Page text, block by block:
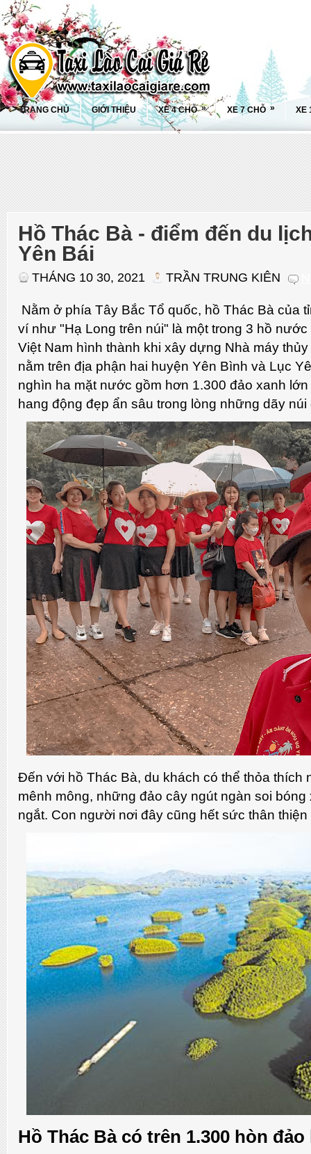
TRANG CHỦ GIỚI THIỆU XE 4 CHỖ » XE 7 CHỖ » XE
Hồ Thác Bà - điểm đến du
Yên Bái
THÁNG 10 30, 2021 TRẦN TRUNG KIÊN
Nằm ở phía Tây Bắc Tổ quốc, hồ Thác Bà của
ví như "Hạ Long trên núi" là một trong 3 hồ
Việt Nam hình thành khi xây dựng Nhà máy
nằm trên địa phận hai huyện Yên Bình và Lục
nghìn ha mặt nước gồm hơn 1.300 đảo xanh
hang động đẹp ẩn sâu trong lòng những dãy núi
Đến với hồ Thác Bà, du khách có thể thỏa thích
mênh mông, những đảo cây ngút ngàn soi
ngắt. Con người nơi đây cũng hết sức thân
Hồ Thác Bà có trên 1.300 hòn